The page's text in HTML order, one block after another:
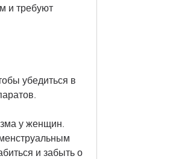
и требуют
убедиться в
у женщин.
и забыть о